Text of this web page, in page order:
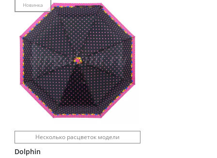
Новинка
Несколько расцветок модели
Dolphin